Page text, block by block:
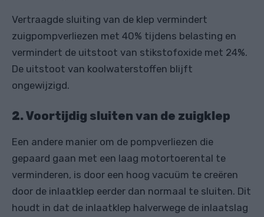
Vertraagde sluiting van de klep vermindert
zuigpompverliezen met 40% tijdens belasting en
vermindert de uitstoot van stikstofoxide met 24%.
De uitstoot van koolwaterstoffen blijft
ongewijzigd.
2. Voortijdig sluiten van de zuigklep
Een andere manier om de pompverliezen die
gepaard gaan met een laag motortoerental te
verminderen, is door een hoog vacuüm te creëren
door de inlaatklep eerder dan normaal te sluiten. Dit
houdt in dat de inlaatklep halverwege de inlaatslag